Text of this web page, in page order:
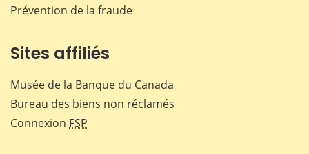
Prévention de la fraude
Sites affiliés
Musée de la Banque du Canada
Bureau des biens non réclamés
Connexion FSP